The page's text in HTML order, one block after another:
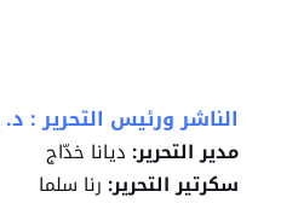
الناشر ورئيس التحرير : د.
مدير التحرير: ديانا خدّاج
سكرتير التحرير: رنا سلما